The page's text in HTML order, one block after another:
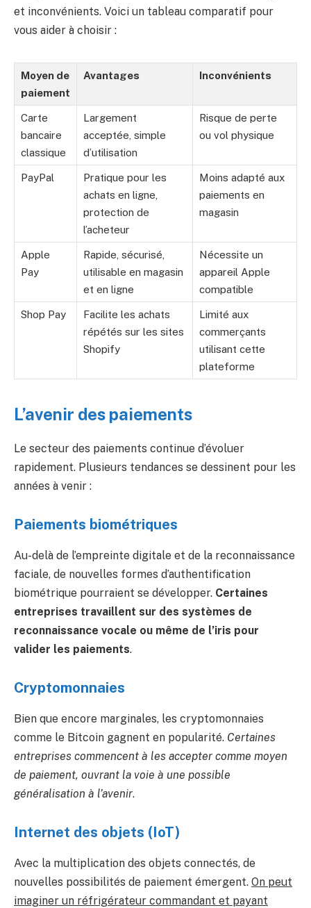
et inconvénients. Voici un tableau comparatif pour
vous aider à choisir :
Moyen de
paiement
Avantages Inconvénients
Carte
bancaire
classique
Largement
acceptée, simple
d’utilisation
Risque de perte
ou vol physique
PayPal
Pratique pour les
achats en ligne,
protection de
l’acheteur
Moins adapté aux
paiements en
magasin
Apple
Pay
Rapide, sécurisé,
utilisable en magasin
et en ligne
Nécessite un
appareil Apple
compatible
Shop Pay
Facilite les achats
répétés sur les sites
Shopify
Limité aux
commerçants
utilisant cette
plateforme
L’avenir des paiements
Le secteur des paiements continue d’évoluer
rapidement. Plusieurs tendances se dessinent pour les
années à venir :
Paiements biométriques
Au-delà de l’empreinte digitale et de la reconnaissance
faciale, de nouvelles formes d’authentification
biométrique pourraient se développer. Certaines
entreprises travaillent sur des systèmes de
reconnaissance vocale ou même de l’iris pour
valider les paiements.
Cryptomonnaies
Bien que encore marginales, les cryptomonnaies
comme le Bitcoin gagnent en popularité. Certaines
entreprises commencent à les accepter comme moyen
de paiement, ouvrant la voie à une possible
généralisation à l’avenir.
Internet des objets (IoT)
Avec la multiplication des objets connectés, de
nouvelles possibilités de paiement émergent. On peut
imaginer un réfrigérateur commandant et payant